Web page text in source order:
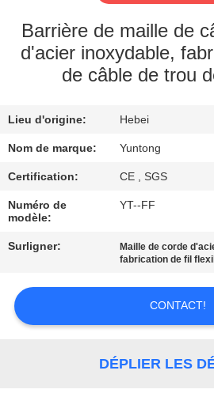
VISITE
D'USINE
DE
QUALITÉ
CONTACTEZ-
NOUS
DEMANDEZ
Barrière de maille de
d'acier inoxydable,
de câble de trou
Lieu d'origine: Hebei
Nom de marque: Yuntong
Certification: CE , SGS
Numéro de
modèle:
YT--FF
Surligner: Maille de corde
fabrication de fil
CONTACT!
DÉPLIER LES